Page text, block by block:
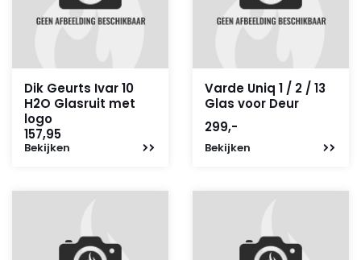
Dik Geurts Ivar 10
H2O Glasruit met
logo
157,95
Bekijken
Varde Uniq 1 / 2 / 13
Glas voor Deur
299,-
Bekijken